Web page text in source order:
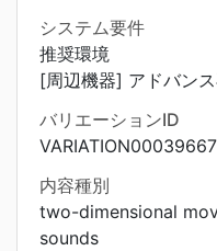
システム要件
推奨環境
[周辺機器] アドバン
バリエーションID
VARIATION00039667
内容種別
two-dimensional
sounds